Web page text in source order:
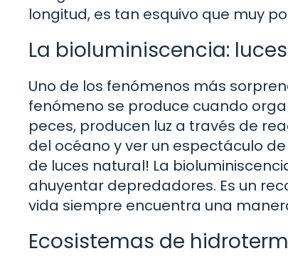
longitud, es tan esquivo que muy
La bioluminiscencia:
Uno de los fenómenos más
fenómeno se produce cuando
peces, producen luz a través de
del océano y ver un espectáculo
de luces natural! La
ahuyentar depredadores. Es un
vida siempre encuentra una
Ecosistemas de